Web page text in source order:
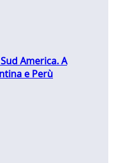
America. A
e Perù